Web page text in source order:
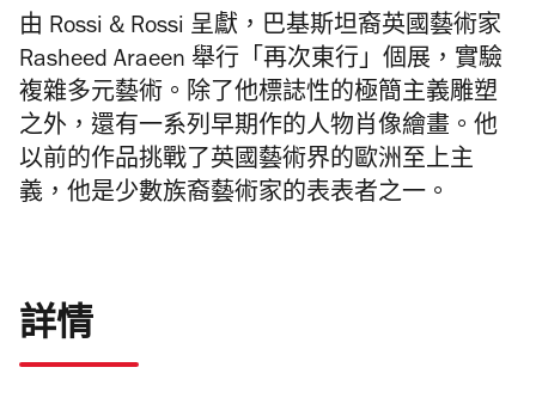
由 Rossi & Rossi 呈獻，巴基斯坦裔英國藝術家
Rasheed Araeen 舉行「再次東行」個展，實驗
複雜多元藝術。除了他標誌性的極簡主義雕塑
之外，還有一系列早期作的人物肖像繪畫。他
以前的作品挑戰了英國藝術界的歐洲至上主
義，他是少數族裔藝術家的表表者之一。
詳情